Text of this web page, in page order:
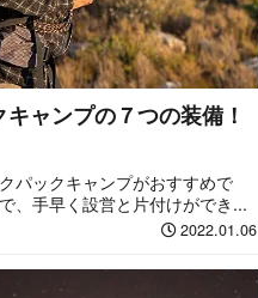
キャンプの７つの装備！
パックキャンプがおすすめで
、手早く設営と片付けができ...
2022.01.06